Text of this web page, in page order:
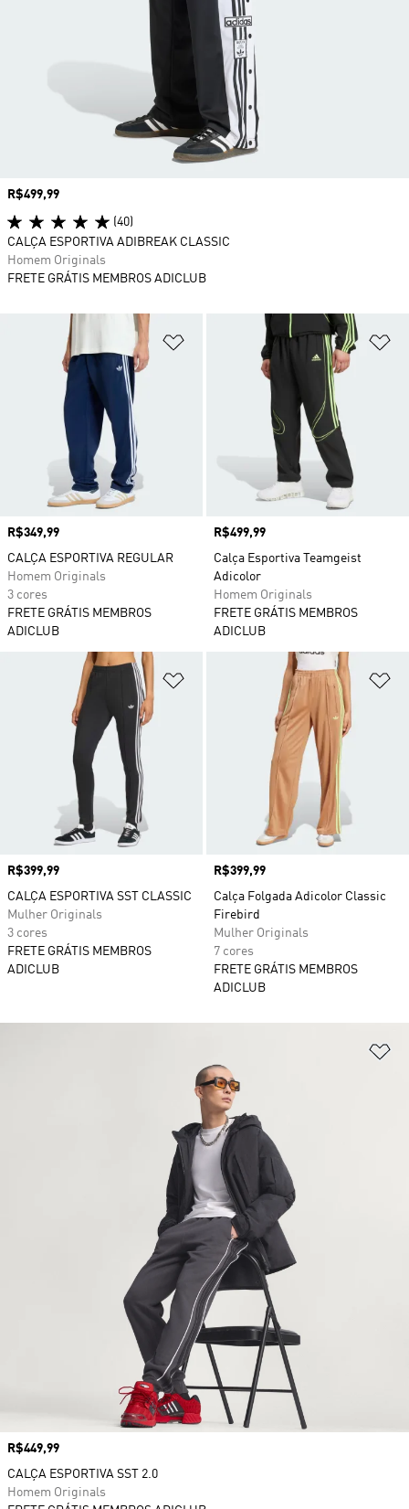
Adicionar à Lista de Desejos
Preço
R$349,99
CALÇA ESPORTIVA REGULAR
Homem Originals
3 cores
FRETE GRÁTIS MEMBROS
ADICLUB
Preço
R$499,99
Calça Esportiva Teamgeist
Adicolor
Homem Originals
FRETE GRÁTIS MEMBROS
ADICLUB
Adicionar à Lista de Desejos
Preço
R$399,99
CALÇA ESPORTIVA SST CLASSIC
Mulher Originals
3 cores
FRETE GRÁTIS MEMBROS
ADICLUB
Preço
R$399,99
Calça Folgada Adicolor Classic
Firebird
Mulher Originals
7 cores
FRETE GRÁTIS MEMBROS
ADICLUB
Preço
R$499,99
(40)
CALÇA ESPORTIVA ADIBREAK CLASSIC
Homem Originals
FRETE GRÁTIS MEMBROS ADICLUB
Preço
R$449,99
CALÇA ESPORTIVA SST 2.0
Homem Originals